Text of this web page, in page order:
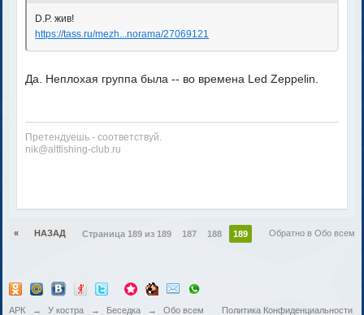
D.P. жив!
https://tass.ru/mezh...norama/27069121
Да. Неплохая группа была -- во времена Led Zeppelin.
Претендуешь - соответствуй.
nik@altfishing-club.ru
« НАЗАД Страница 189 из 189 187 188 189 Обратно в Обо всем
АРК → У костра → Беседка → Обо всем Политика Конфиденциальности